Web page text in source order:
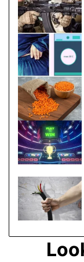
с
а
л
а
т
:
п
о
к
р
о
к
о
в
и
й
р
е
е